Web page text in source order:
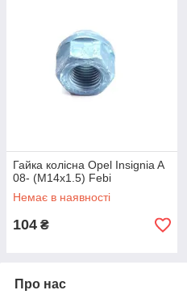
Гайка колісна Opel Insignia A
08- (M14x1.5) Febi
Немає в наявності
104 ₴
Про нас